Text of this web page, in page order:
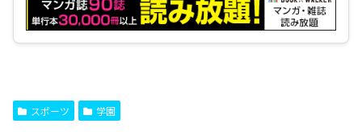
スポーツ 学園